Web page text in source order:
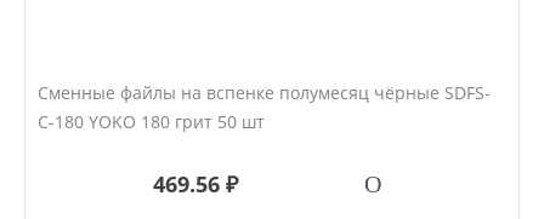
Сменные файлы на вспенке полумесяц чёрные SDFS-
C-180 YOKO 180 грит 50 шт
469.56 ₽